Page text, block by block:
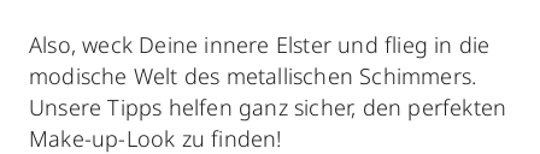
Also, weck Deine innere Elster und flieg in die
modische Welt des metallischen Schimmers.
Unsere Tipps helfen ganz sicher, den perfekten
Make-up-Look zu finden!